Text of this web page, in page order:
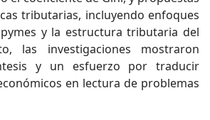
tributarias, incluyendo enfoques
y la estructura tributaria del
las investigaciones mostraron
y un esfuerzo por traducir
en lectura de problemas